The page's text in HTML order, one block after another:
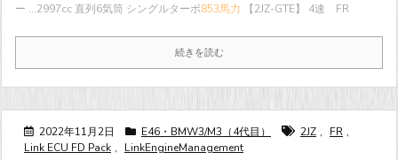
ー ...2997cc 直列6気筒 シングルターボ853馬力 【2JZ-GTE】 4速 FR
続きを読む
2022年11月2日 E46・BMW3/M3（4代目） 2JZ , FR ,
Link ECU FD Pack , LinkEngineManagement